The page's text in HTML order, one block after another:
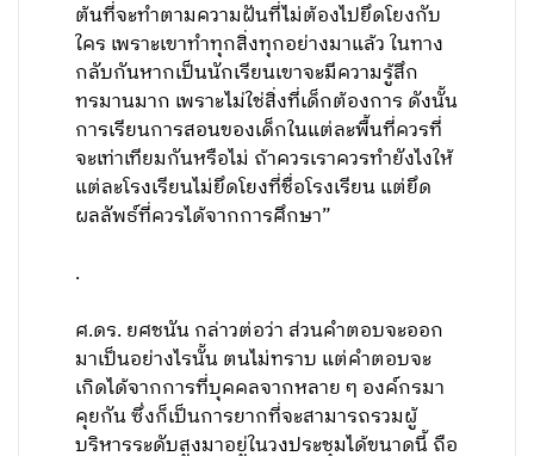
ต้นที่จะทำตามความฝันที่ไม่ต้องไปยึดโยงกับ
ใคร เพราะเขาทำทุกสิ่งทุกอย่างมาแล้ว ในทาง
กลับกันหากเป็นนักเรียนเขาจะมีความรู้สึก
ทรมานมาก เพราะไม่ใช่สิ่งที่เด็กต้องการ ดังนั้น
การเรียนการสอนของเด็กในแต่ละพื้นที่ควรที่
จะเท่าเทียมกันหรือไม่ ถ้าควรเราควรทำยังไงให้
แต่ละโรงเรียนไม่ยึดโยงที่ชื่อโรงเรียน แต่ยึด
ผลลัพธ์ที่ควรได้จากการศึกษา”
.
ศ.ดร. ยศชนัน กล่าวต่อว่า ส่วนคำตอบจะออก
มาเป็นอย่างไรนั้น ตนไม่ทราบ แต่คำตอบจะ
เกิดได้จากการที่บุคคลจากหลาย ๆ องค์กรมา
คุยกัน ซึ่งก็เป็นการยากที่จะสามารถรวมผู้
บริหารระดับสูงมาอยู่ในวงประชุมได้ขนาดนี้ ถือ